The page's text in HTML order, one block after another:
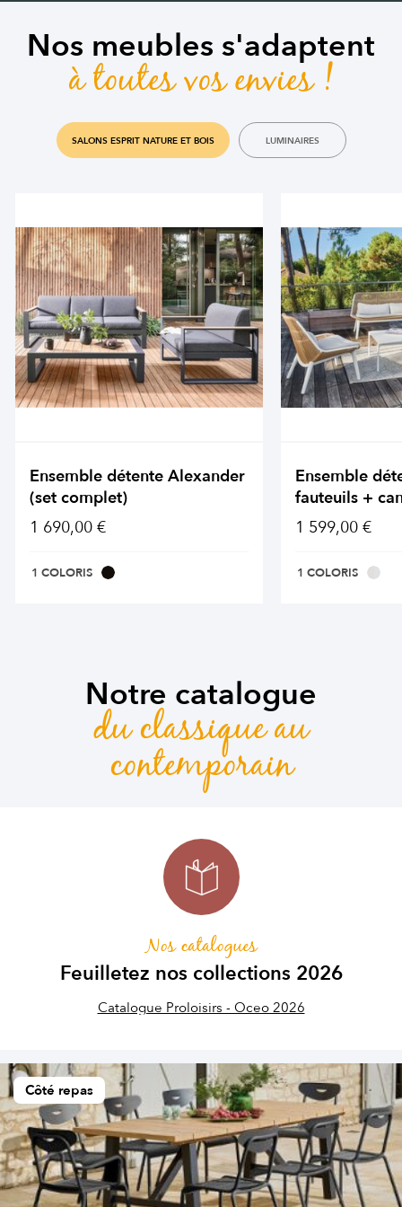
Nos meubles s'adaptent
à toutes vos envies !
SALONS ESPRIT NATURE ET BOIS LUMINAIRES
Ensemble détente Alexander
(set complet)
1 690,00 €
1 COLORIS
Ensemble
fauteuils +
1 599,00 €
1 COLORIS
Notre catalogue
du classique au
contemporain
Nos catalogues
Feuilletez nos collections 2026
Catalogue Proloisirs - Oceo 2026
Côté repas